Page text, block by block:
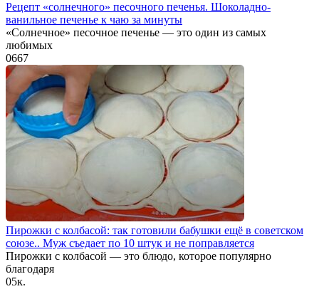
Рецепт «солнечного» песочного печенья. Шоколадно-
ванильное печенье к чаю за минуты
«Солнечное» песочное печенье — это один из самых
любимых
0667
Пирожки с колбасой: так готовили бабушки ещё в советском
союзе.. Муж съедает по 10 штук и не поправляется
Пирожки с колбасой — это блюдо, которое популярно
благодаря
05к.